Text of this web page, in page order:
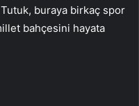
buraya birkaç spor
bahçesini hayata